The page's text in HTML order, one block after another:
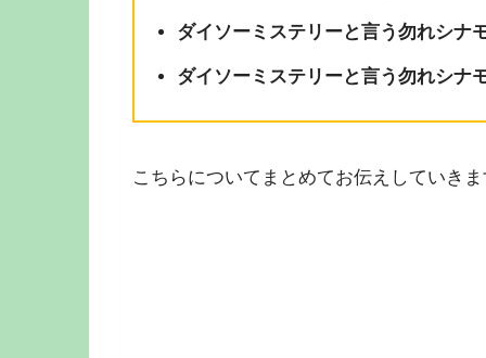
ダイソーミステリーと言う勿れシナ
ダイソーミステリーと言う勿れシナ
こちらについてまとめてお伝えしていきま